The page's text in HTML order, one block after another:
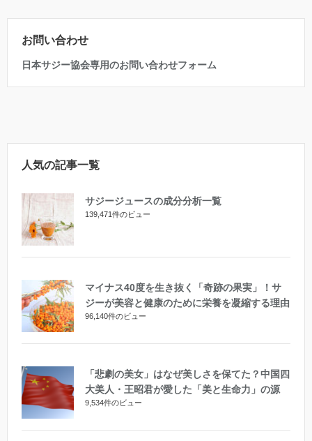
お問い合わせ
日本サジー協会専用のお問い合わせフォーム
人気の記事一覧
サジージュースの成分分析一覧
139,471件のビュー
マイナス40度を生き抜く「奇跡の果実」！サ
ジーが美容と健康のために栄養を凝縮する理由
96,140件のビュー
「悲劇の美女」はなぜ美しさを保てた？中国四
大美人・王昭君が愛した「美と生命力」の源
9,534件のビュー